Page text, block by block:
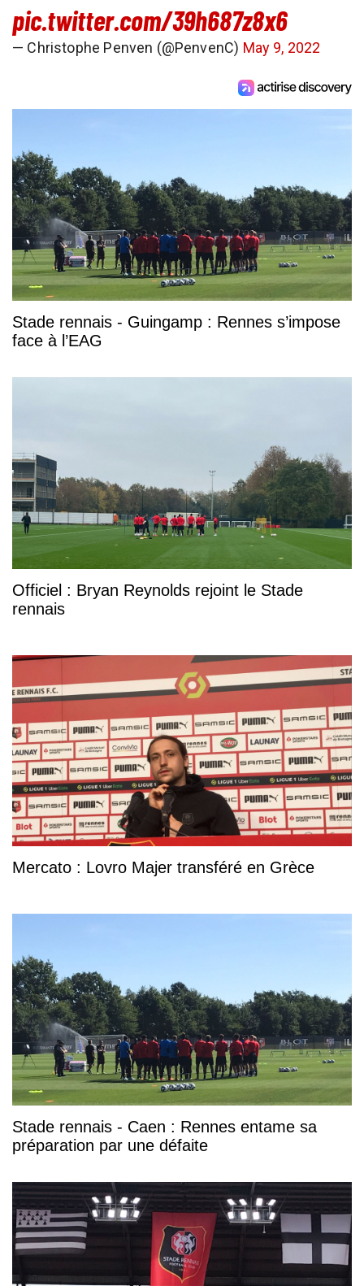
pic.twitter.com/39h687z8x6
— Christophe Penven (@PenvenC) May 9, 2022
Stade rennais - Guingamp : Rennes s’impose
face à l’EAG
Officiel : Bryan Reynolds rejoint le Stade
rennais
Mercato : Lovro Majer transféré en Grèce
Stade rennais - Caen : Rennes entame sa
préparation par une défaite